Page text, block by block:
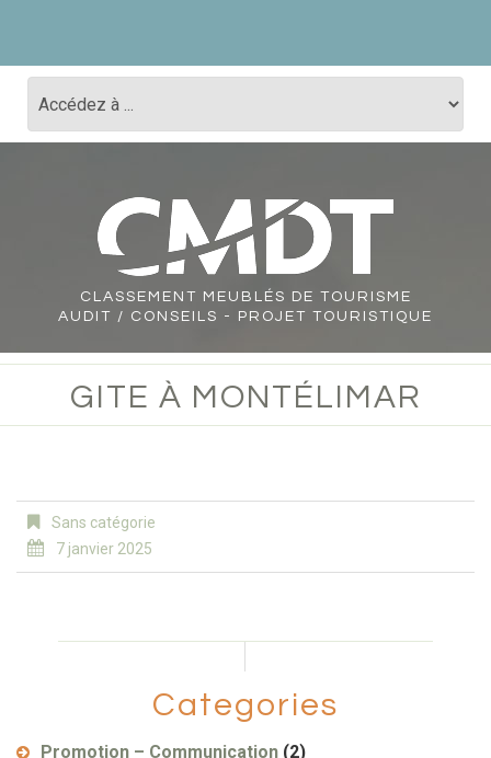
CLASSEMENT
MEUBLÉS DE TOURISME
AUDIT / CONSEILS - PROJET TOURISTIQUE
GITE À MONTÉLIMAR
Sans catégorie
7 janvier 2025
Categories
Promotion – Communication (2)